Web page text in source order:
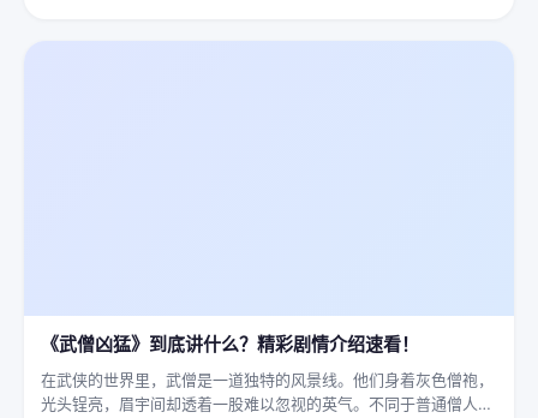
《武僧凶猛》到底讲什么？精彩剧情介绍速看！
在武侠的世界里，武僧是一道独特的风景线。他们身着灰色僧袍，
光头锃亮，眉宇间却透着一股难以忽视的英气。不同于普通僧人的